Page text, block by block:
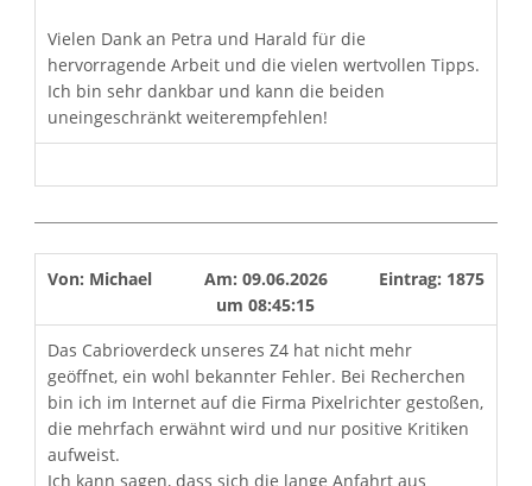
Vielen Dank an Petra und Harald für die
hervorragende Arbeit und die vielen wertvollen Tipps.
Ich bin sehr dankbar und kann die beiden
uneingeschränkt weiterempfehlen!
Von: Michael Am: 09.06.2026
um 08:45:15
Eintrag: 1875
Das Cabrioverdeck unseres Z4 hat nicht mehr
geöffnet, ein wohl bekannter Fehler. Bei Recherchen
bin ich im Internet auf die Firma Pixelrichter gestoßen,
die mehrfach erwähnt wird und nur positive Kritiken
aufweist.
Ich kann sagen, dass sich die lange Anfahrt aus